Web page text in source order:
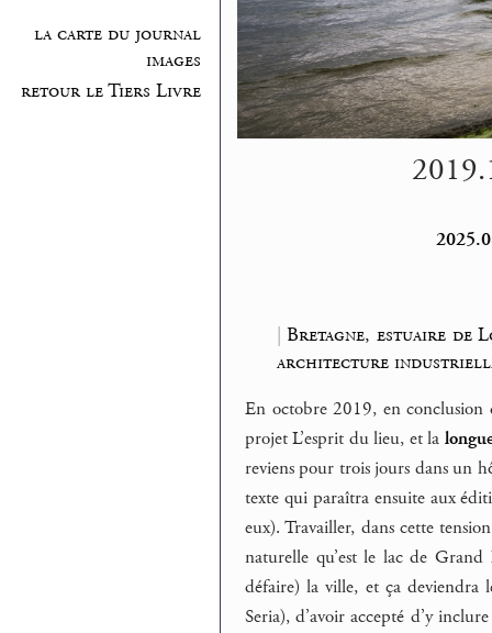
la carte du journal
images
retour le Tiers Livre
|Bretagne, estuaire de
architecture
En octobre 2019, en conclusion
projet L’esprit du lieu, et la
reviens pour trois jours dans un
texte qui paraîtra ensuite aux
eux). Travailler, dans cette
naturelle qu’est le lac de Grand
défaire) la ville, et ça
Seria), d’avoir accepté d’y